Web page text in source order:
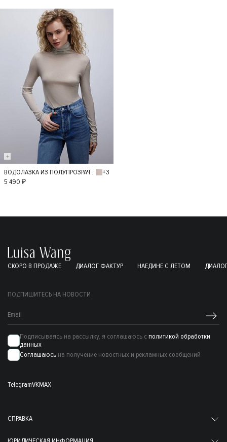
M
ВОДОЛАЗКА ИЗ ПОЛУПРОЗРАЧНОГО ТРИКОТАЖА
+3
5 490 ₽
СКОРО В ПРОДАЖЕ ДИАЛОГ ФАКТУР НАЕДИНЕ С ЛЕТОМ
ПОДПИШИТЕСЬ НА НОВОСТИ
Подписываясь на рассылку, я соглашаюсь с политикой обработки
данных
Соглашаюсь на получение новостных и рекламных сообщений
TelegramVKMAX
СПРАВКА